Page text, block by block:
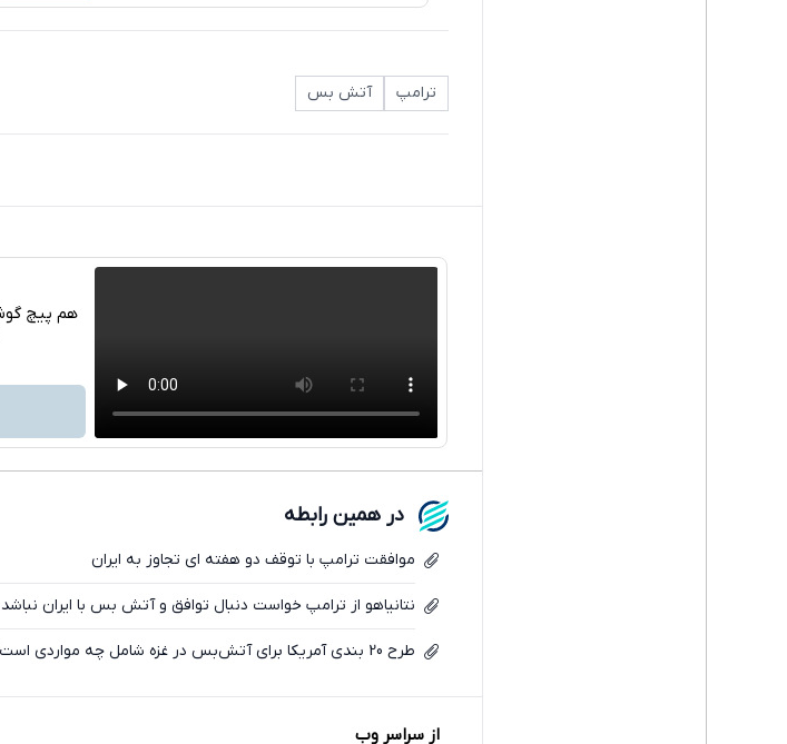
ترامپ آتش بس
در همین رابطه
موافقت ترامپ با توقف دو هفته ای تجاوز به ایران
نتانیاهو از ترامپ خواست دنبال توافق و آتش بس با ایران نباشد
طرح 20 بندی آمریکا برای آتش‌بس در غزه شامل چه مواردی است؟
از سراسر وب